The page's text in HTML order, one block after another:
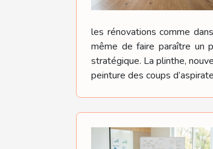
les rénovations comme
même de faire paraître un
stratégique. La plinthe,
peinture des coups